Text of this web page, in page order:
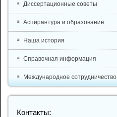
Диссертационные советы
Аспирантура и образование
Наша история
Справочная информация
Международное сотрудничество
Контакты: